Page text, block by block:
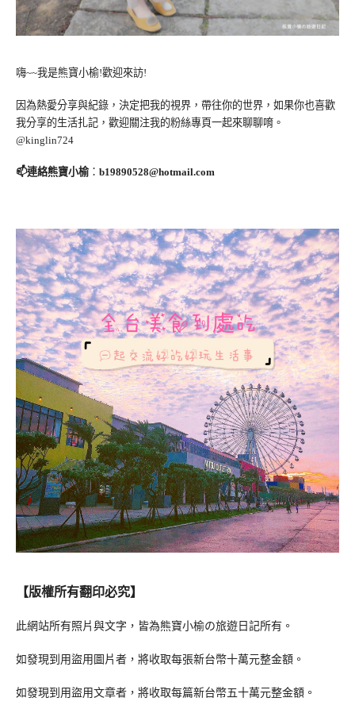
嗨~~我是熊寶小榆!歡迎來訪!
因為熱愛分享與紀錄，決定把我的視界，帶往你的世界，如果你也喜歡
我分享的生活扎記，歡迎關注我的粉絲專頁一起來聊聊唷。
@kinglin724
📫連絡熊寶小榆： b19890528@hotmail.com
【版權所有翻印必究】
此網站所有照片與文字，皆為熊寶小榆の旅遊日記所有。
如發現到用盜用圖片者，將收取每張新台幣十萬元整金額。
如發現到用盜用文章者，將收取每篇新台幣五十萬元整金額。